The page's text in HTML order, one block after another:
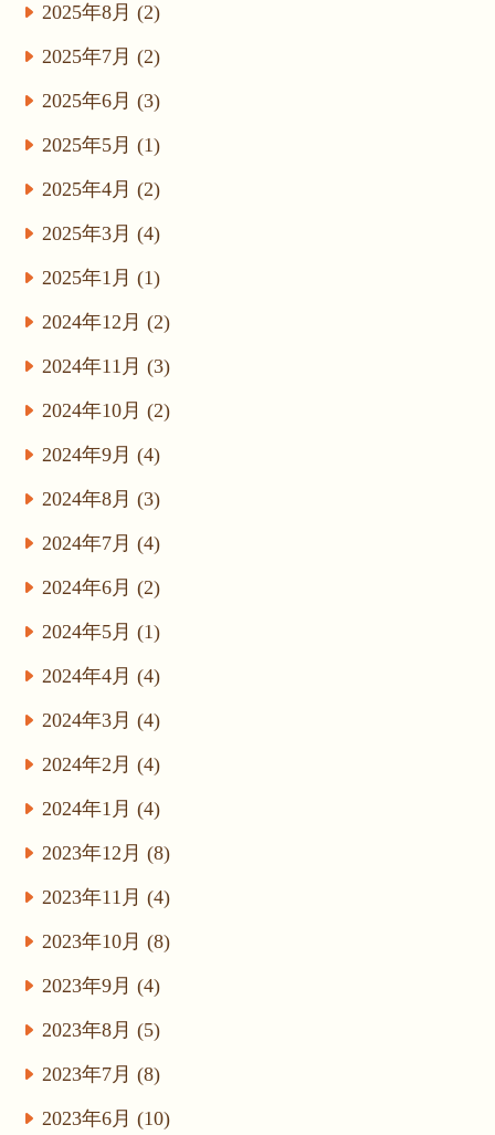
2025年8月 (2)
2025年7月 (2)
2025年6月 (3)
2025年5月 (1)
2025年4月 (2)
2025年3月 (4)
2025年1月 (1)
2024年12月 (2)
2024年11月 (3)
2024年10月 (2)
2024年9月 (4)
2024年8月 (3)
2024年7月 (4)
2024年6月 (2)
2024年5月 (1)
2024年4月 (4)
2024年3月 (4)
2024年2月 (4)
2024年1月 (4)
2023年12月 (8)
2023年11月 (4)
2023年10月 (8)
2023年9月 (4)
2023年8月 (5)
2023年7月 (8)
2023年6月 (10)